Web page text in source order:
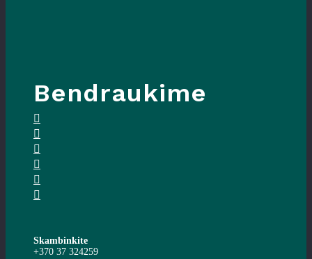
Bendraukime
Skambinkite
+370 37 324259